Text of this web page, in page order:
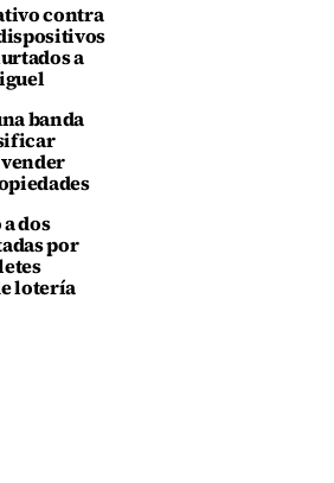
contra
a
banda
dos
por
lotería